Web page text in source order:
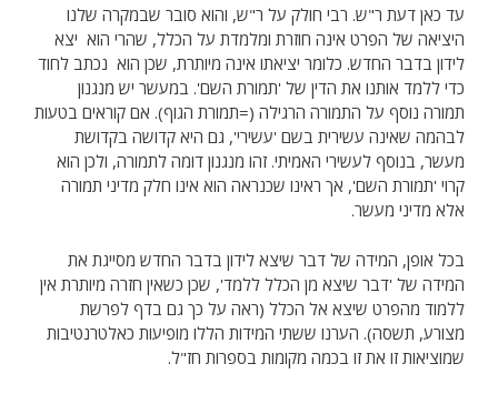
עד כאן דעת ר"ש. רבי חולק על ר"ש, והוא סובר שבמקרה שלנו
היציאה של הפרט אינה חוזרת ומלמדת על הכלל, שהרי הוא יצא
לידון בדבר החדש. כלומר יציאתו אינה מיותרת, שכן הוא נכתב לחוד
כדי ללמד אותנו את הדין של 'תמורת השם'. במעשר יש מנגנון
תמורה נוסף על התמורה הרגילה (=תמורת הגוף). אם קוראים בטעות
לבהמה שאינה עשירית בשם 'עשירי', גם היא קדושה בקדושת
מעשר, בנוסף לעשירי האמיתי. זהו מנגנון דומה לתמורה, ולכן הוא
קרוי 'תמורת השם', אך ראינו שכנראה הוא אינו חלק מדיני תמורה
אלא מדיני מעשר.
בכל אופן, המידה של דבר שיצא לידון בדבר החדש מסייגת את
המידה של 'דבר שיצא מן הכלל ללמד', שכן כשאין חזרה מיותרת אין
ללמוד מהפרט שיצא אל הכלל (ראה על כך גם בדף לפרשת
מצורע, תשסה). הערנו ששתי המידות הללו מופיעות כאלטרנטיבות
שמוציאות זו את זו בכמה מקומות בספרות חז"ל.